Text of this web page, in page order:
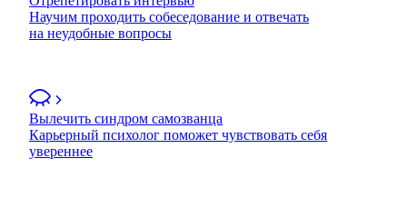
Научим проходить собеседование и отвечать
на неудобные вопросы
Вылечить синдром самозванца
Карьерный психолог поможет чувствовать себя
увереннее